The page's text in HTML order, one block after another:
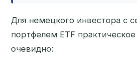
Для немецкого инвестора с
портфелем ETF
очевидно: